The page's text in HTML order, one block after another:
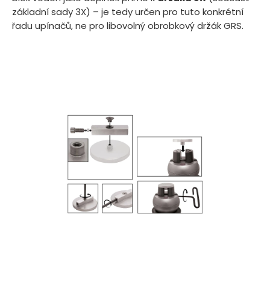
základní sady 3X) – je tedy určen pro tuto konkrétní
řadu upínačů, ne pro libovolný obrobkový držák GRS.